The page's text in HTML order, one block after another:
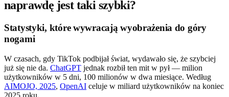
naprawdę jest taki szybki?
Statystyki, które wywracają wyobrażenia do góry
nogami
W czasach, gdy TikTok podbijał świat, wydawało się, że szybciej
już się nie da. ChatGPT jednak rozbił ten mit w pył — milion
użytkowników w 5 dni, 100 milionów w dwa miesiące. Według
AIMOJO, 2025, OpenAI celuje w miliard użytkowników na koniec
2025 roku.